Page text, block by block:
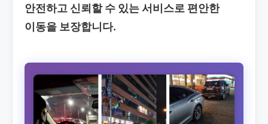
안전하고 신뢰할 수 있는 서비스로 편안한
이동을 보장합니다.